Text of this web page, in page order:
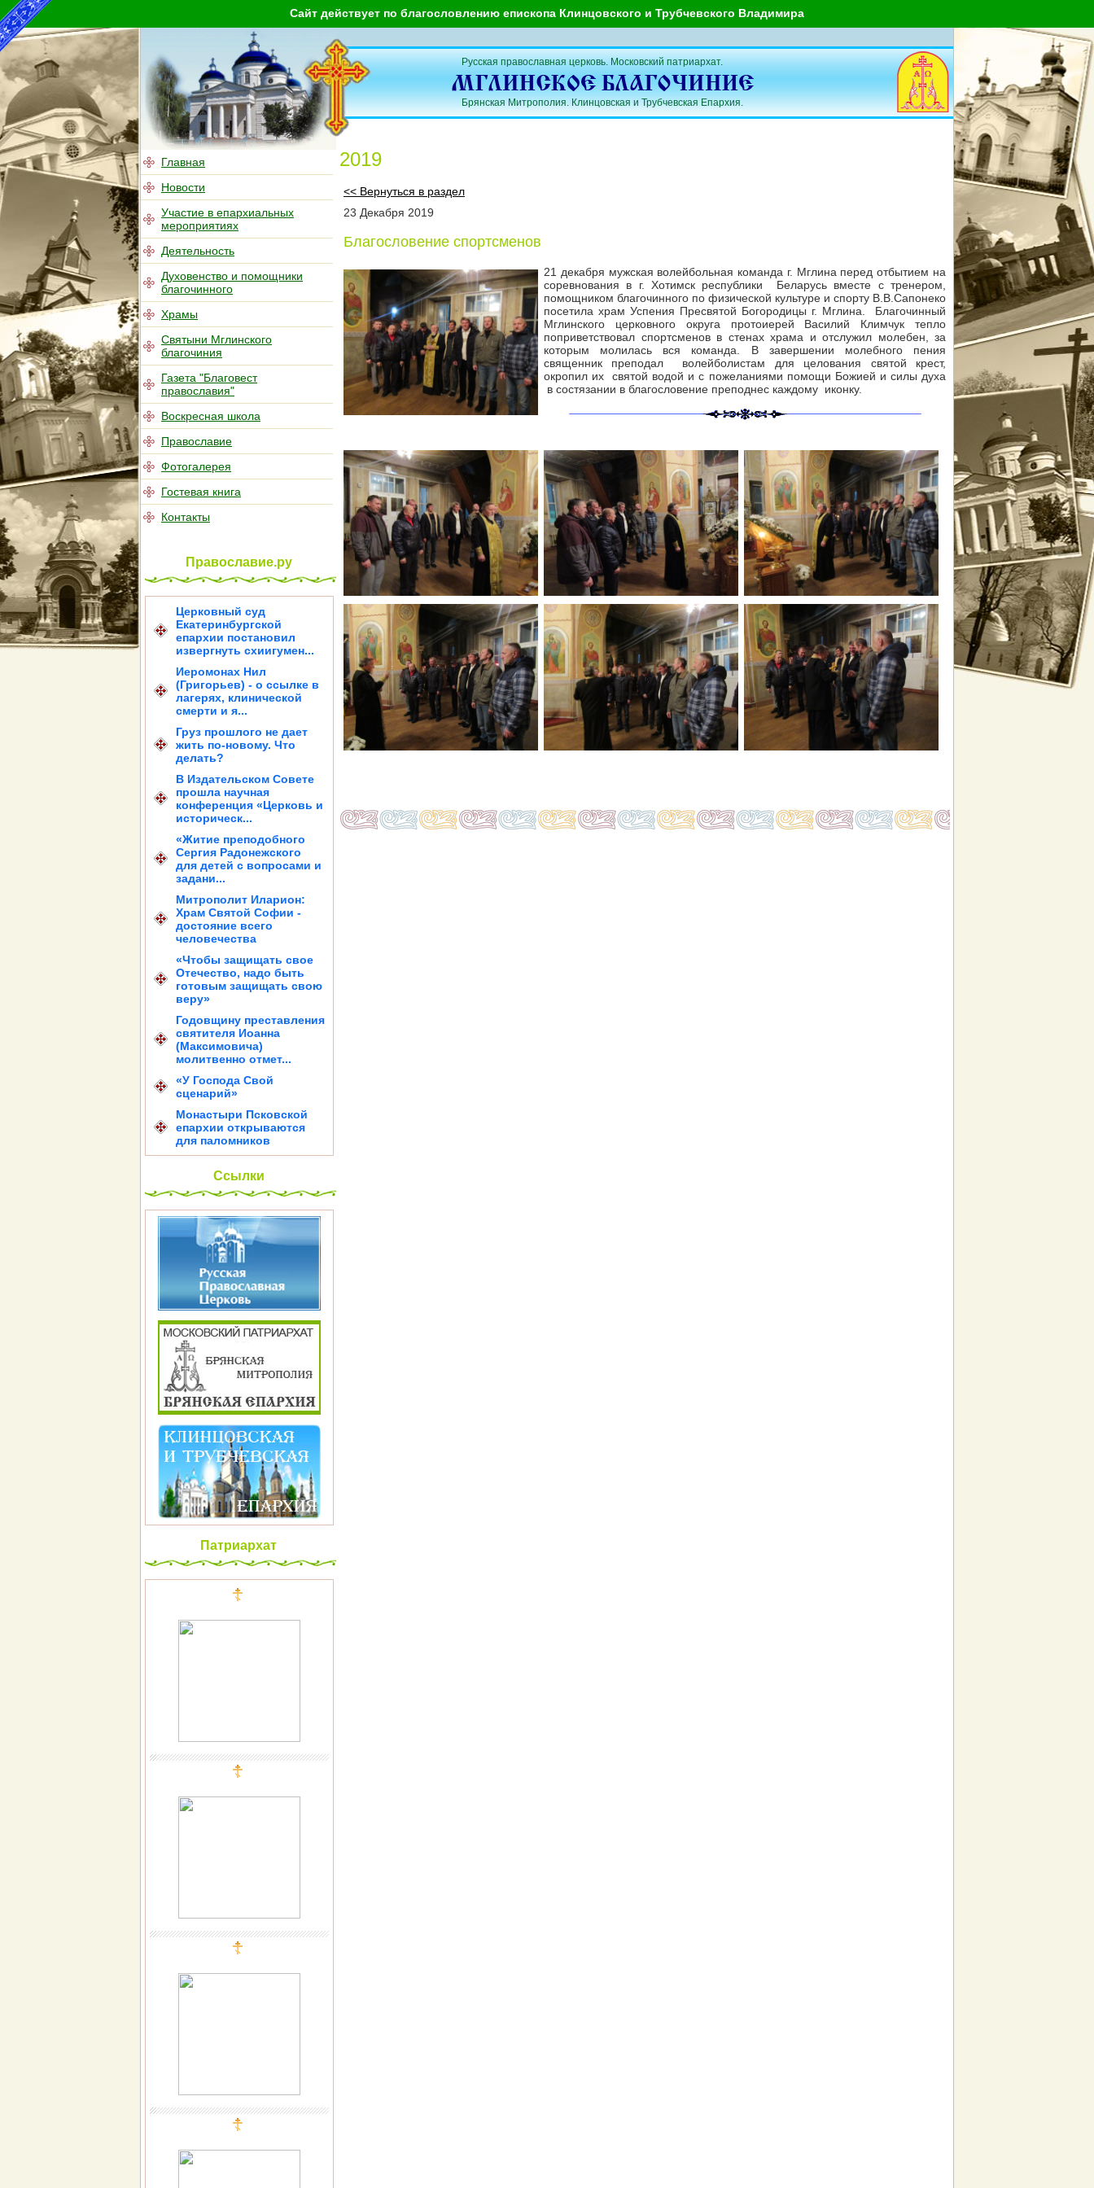
Сайт действует по благословлению епископа Клинцовского и Трубчевского Владимира
Главная
Новости
Участие в епархиальных
мероприятиях
Деятельность
Духовенство и помощники
благочинного
Храмы
Святыни Мглинского
благочиния
Газета "Благовест
православия"
Воскресная школа
Православие
Фотогалерея
Гостевая книга
Контакты
Православие.ру
Церковный суд
Екатеринбургской
епархии постановил
извергнуть схиигумен...
Иеромонах Нил
(Григорьев) - о ссылке в
лагерях, клинической
смерти и я...
Груз прошлого не дает
жить по-новому. Что
делать?
В Издательском Совете
прошла научная
конференция «Церковь и
историческ...
«Житие преподобного
Сергия Радонежского
для детей с вопросами и
задани...
Митрополит Иларион:
Храм Святой Софии -
достояние всего
человечества
«Чтобы защищать свое
Отечество, надо быть
готовым защищать свою
веру»
Годовщину преставления
святителя Иоанна
(Максимовича)
молитвенно отмет...
«У Господа Свой
сценарий»
Монастыри Псковской
епархии открываются
для паломников
Ссылки
Патриархат
Русская православная церковь. Московский патриархат.
Брянская Митрополия. Клинцовская и Трубчевская Епархия.
2019
<< Вернуться в раздел
23 Декабря 2019
Благословение спортсменов
21 декабря мужская волейбольная команда г. Мглина перед отбытием на
соревнования в г. Хотимск республики Беларусь вместе с тренером,
помощником благочинного по физической культуре и спорту В.В.Сапонеко
посетила храм Успения Пресвятой Богородицы г. Мглина. Благочинный
Мглинского церковного округа протоиерей Василий Климчук тепло
поприветствовал спортсменов в стенах храма и отслужил молебен, за
которым молилась вся команда. В завершении молебного пения
священник преподал волейболистам для целования святой крест,
окропил их святой водой и с пожеланиями помощи Божией и силы духа
в состязании в благословение преподнес каждому иконку.